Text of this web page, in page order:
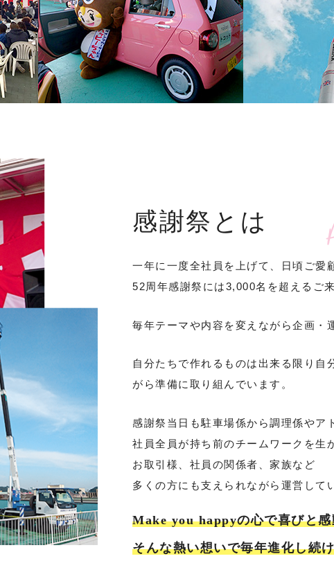
感謝祭とは
一年に一度全社員を上げて、日頃ご愛
52周年感謝祭には3,000名を超えるご
毎年テーマや内容を変えながら企画・
自分たちで作れるものは出来る限り自
がら準備に取り組んでいます。
感謝祭当日も駐車場係から調理係やア
社員全員が持ち前のチームワークを生
お取引様、社員の関係者、家族など
多くの方にも支えられながら運営して
Make you happyの心で喜びと
そんな熱い想いで毎年進化し続